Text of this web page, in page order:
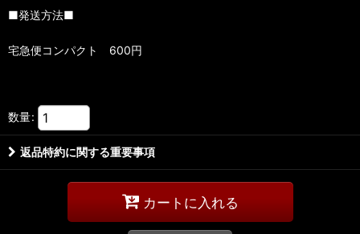
■発送方法■
宅急便コンパクト 600円
数量:
返品特約に関する重要事項
カートに入れる